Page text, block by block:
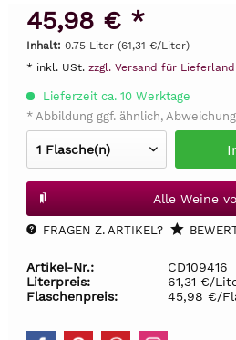
45,98 € *
Inhalt: 0.75 Liter (61,31 €/Liter)
* inkl. USt. zzgl. Versand für Lieferland
Lieferzeit ca. 10 Werktage
* Abbildung ggf. ähnlich,
Alle Weine
FRAGEN Z. ARTIKEL?
Artikel-Nr.:
CD109416
Literpreis:
61,31 €/
Flaschenpreis:
45,98 €/